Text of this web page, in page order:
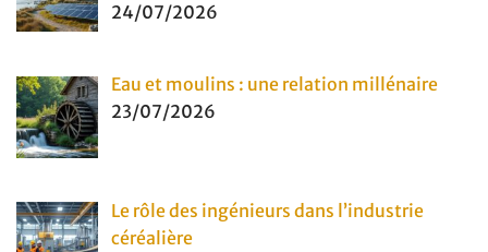
24/07/2026
Eau et moulins : une relation millénaire
23/07/2026
Le rôle des ingénieurs dans l’industrie
céréalière